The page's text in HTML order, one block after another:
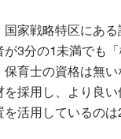
国家戦略特区にあ
が3分の1未満でも
保育士の資格は無
採用し、より良
を活用しているの